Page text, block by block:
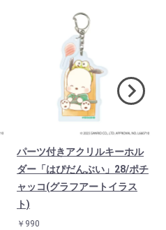
パーツ付きアクリルキーホル
ダー「はぴだんぶい」28/ポチ
ャッコ(グラフアートイラス
ト)
￥990